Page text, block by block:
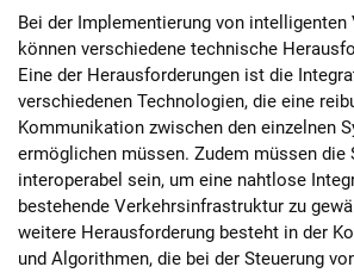
Bei der Implementierung von
können verschiedene technische
Eine der Herausforderungen ist die
verschiedenen Technologien, die eine
Kommunikation zwischen den einzelnen
ermöglichen müssen. Zudem müssen die
interoperabel sein, um eine nahtlose
bestehende Verkehrsinfrastruktur zu
weitere Herausforderung besteht in der
und Algorithmen, die bei der Steuerung